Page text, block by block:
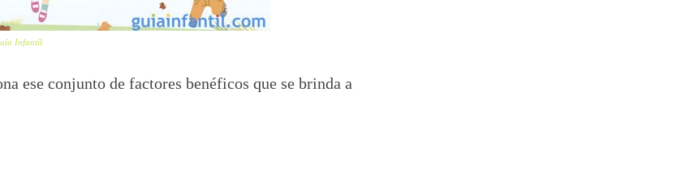
Infantíl.
ese conjunto de factores benéficos que se brinda a